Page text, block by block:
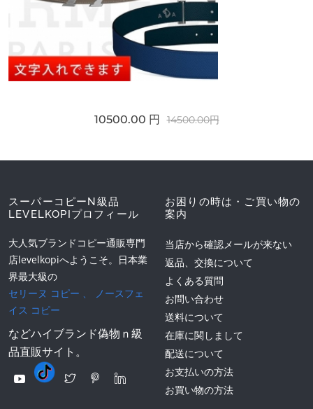
10500.00 円 14500.00円
スーパーコピーN級品
LEVELKOPIプロフィール
大人気ブランドコピー通販専門
店levelkopiへようこそ。日本業
界最大級の
セリーヌ コピー 、
ノースフェ
イス コピー
などハイブランド偽物ｎ級
品直販サイト。
お困りの時は・ご買い物の
案内
当店から確認メールが来ない
返品、交換について
よくある質問
お問い合わせ
送料について
在庫に関しまして
配送について
お支払いの方法
お買い物の方法